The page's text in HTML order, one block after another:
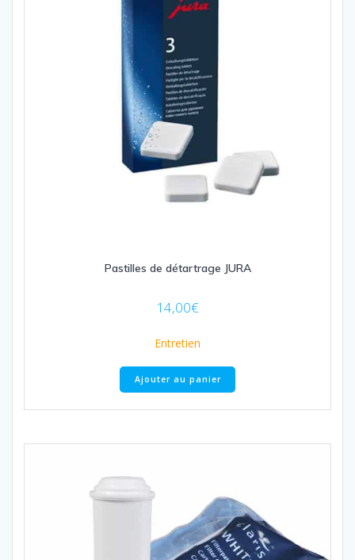
Pastilles de détartrage JURA
14,00€
Entretien
Ajouter au panier